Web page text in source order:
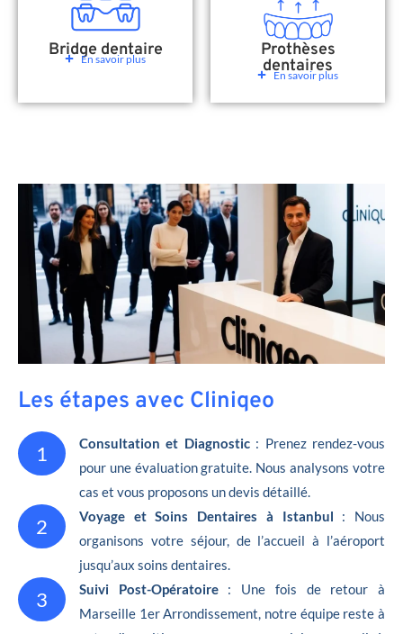
Bridge dentaire
En savoir plus Prothèses
dentaires
En savoir plus
Les étapes avec Cliniqeo
1 Consultation et Diagnostic: Prenez rendez-vous
pour une évaluation gratuite. Nous analysons votre
cas et vous proposons un devis détaillé.
2 Voyage et Soins Dentaires à Istanbul : Nous
organisons votre séjour, de l’accueil à l’aéroport
jusqu’aux soins dentaires.
3 Suivi Post-Opératoire : Une fois de retour à
Marseille 1er Arrondissement, notre équipe reste à